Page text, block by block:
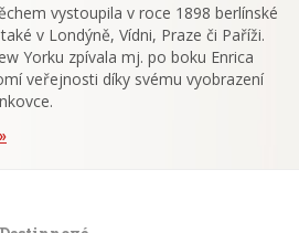
vystoupila v roce 1898 berlínské
v Londýně, Vídni, Praze či Paříži.
Yorku zpívala mj. po boku Enrica
veřejnosti díky svému vyobrazení